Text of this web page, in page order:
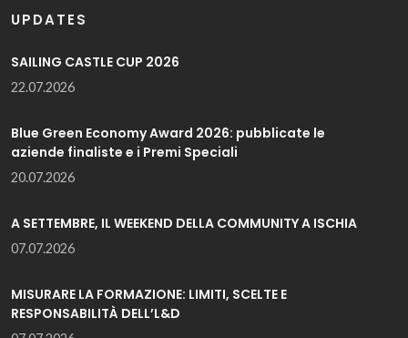
UPDATES
SAILING CASTLE CUP 2026
22.07.2026
Blue Green Economy Award 2026: pubblicate le
aziende finaliste e i Premi Speciali
20.07.2026
A SETTEMBRE, IL WEEKEND DELLA COMMUNITY A ISCHIA
07.07.2026
MISURARE LA FORMAZIONE: LIMITI, SCELTE E
RESPONSABILITÀ DELL’L&D